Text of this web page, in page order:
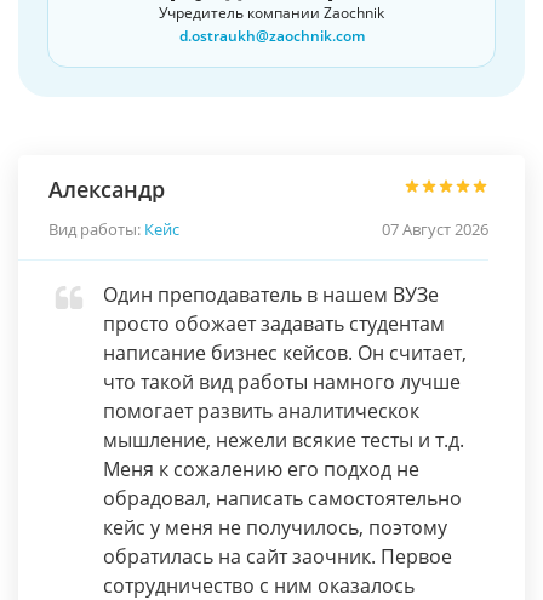
Учредитель компании Zaochnik
d.ostraukh@zaochnik.com
Александр
Вид работы: Кейс 07 Август 2026
Один преподаватель в нашем ВУЗе
просто обожает задавать студентам
написание бизнес кейсов. Он считает,
что такой вид работы намного лучше
помогает развить аналитическок
мышление, нежели всякие тесты и т.д.
Меня к сожалению его подход не
обрадовал, написать самостоятельно
кейс у меня не получилось, поэтому
обратилась на сайт заочник. Первое
сотрудничество с ним оказалось